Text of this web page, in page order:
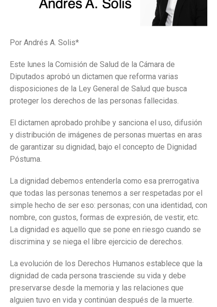
Por Andrés A. Solis*
Este lunes la Comisión de Salud de la Cámara de
Diputados aprobó un dictamen que reforma varias
disposiciones de la Ley General de Salud que busca
proteger los derechos de las personas fallecidas.
El dictamen aprobado prohíbe y sanciona el uso, difusión
y distribución de imágenes de personas muertas en aras
de garantizar su dignidad, bajo el concepto de Dignidad
Póstuma.
La dignidad debemos entenderla como esa prerrogativa
que todas las personas tenemos a ser respetadas por el
simple hecho de ser eso: personas; con una identidad, con
nombre, con gustos, formas de expresión, de vestir, etc.
La dignidad es aquello que se pone en riesgo cuando se
discrimina y se niega el libre ejercicio de derechos.
La evolución de los Derechos Humanos establece que la
dignidad de cada persona trasciende su vida y debe
preservarse desde la memoria y las relaciones que
alguien tuvo en vida y continúan después de la muerte.